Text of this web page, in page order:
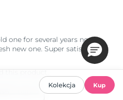
Kolekcja Kup